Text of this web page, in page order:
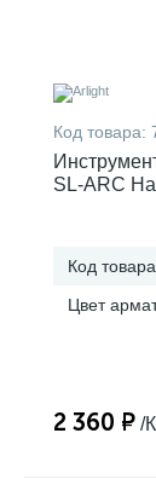
Код товара:
SL-ARC
Код товара
Цвет
2 360 ₽ /